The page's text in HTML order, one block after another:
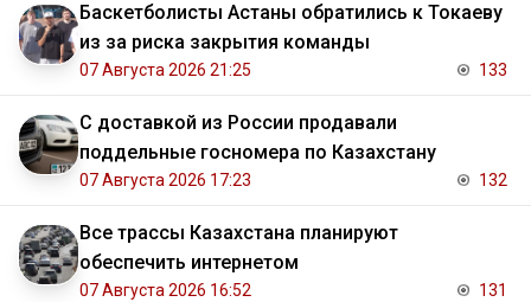
Баскетболисты Астаны обратились к Токаеву
из за риска закрытия команды
07 Августа 2026 21:25 133
С доставкой из России продавали
поддельные госномера по Казахстану
07 Августа 2026 17:23 132
Все трассы Казахстана планируют
обеспечить интернетом
07 Августа 2026 16:52 131